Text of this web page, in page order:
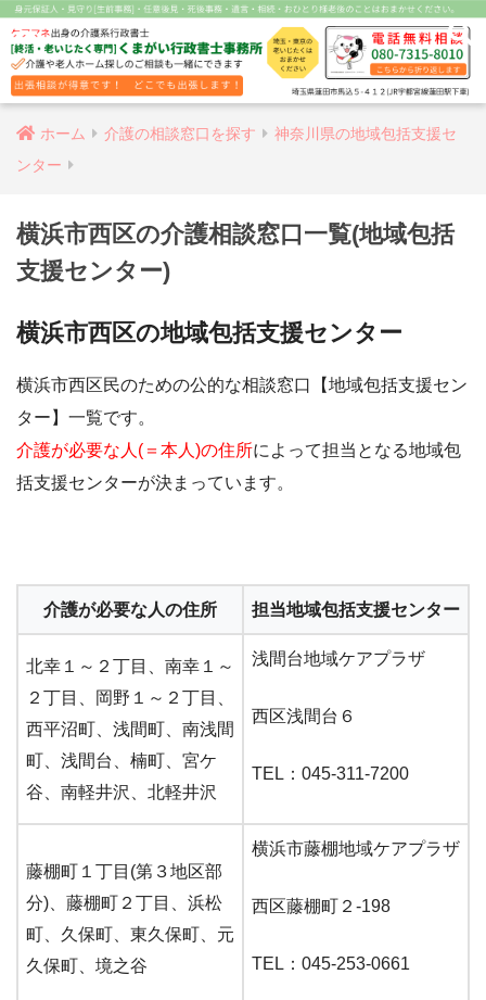
ホーム 介護の相談窓口を探す
神奈川県の地域包括支援セ
ンター
横浜市西区の介護相談窓口一覧(地域包括
支援センター)
横浜市西区の地域包括支援センター
横浜市西区民のための公的な相談窓口【地域包括支援セン
ター】一覧です。
介護が必要な人(＝本人)の住所によって担当となる地域包
括支援センターが決まっています。
介護が必要な人の住所 担当地域包括支援センター
北幸１～２丁目、南幸１～
２丁目、岡野１～２丁目、
西平沼町、浅間町、南浅間
町、浅間台、楠町、宮ケ
谷、南軽井沢、北軽井沢
浅間台地域ケアプラザ
西区浅間台６
TEL：045-311-7200
藤棚町１丁目(第３地区部
分)、藤棚町２丁目、浜松
町、久保町、東久保町、元
久保町、境之谷
横浜市藤棚地域ケアプラザ
西区藤棚町２-198
TEL：045-253-0661